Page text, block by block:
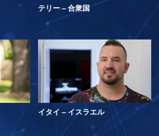
テリー – 合衆国
イタイ – イスラエル